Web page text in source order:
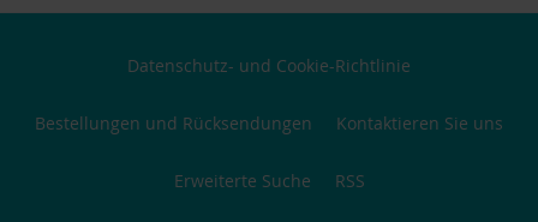
Datenschutz- und Cookie-Richtlinie
Bestellungen und Rücksendungen Kontaktieren Sie uns
Erweiterte Suche RSS